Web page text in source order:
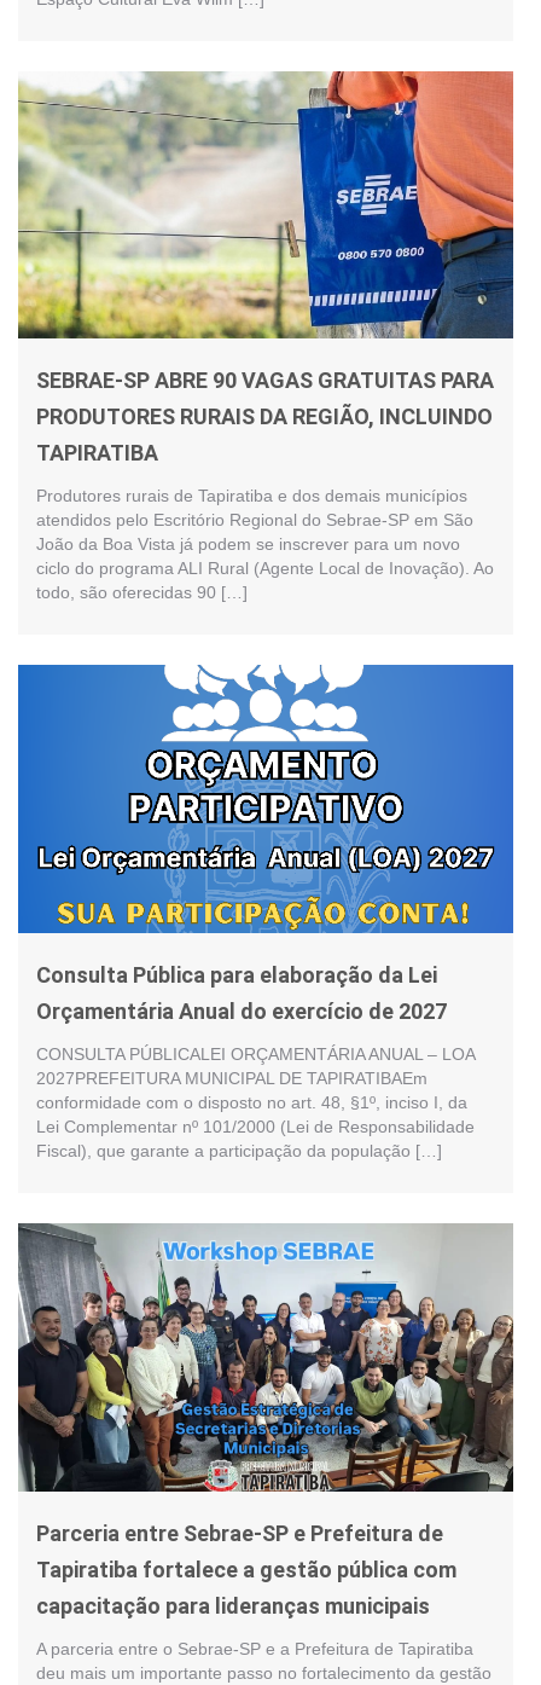
SEBRAE-SP ABRE 90 VAGAS GRATUITAS PARA
PRODUTORES RURAIS DA REGIÃO, INCLUINDO
TAPIRATIBA
Produtores rurais de Tapiratiba e dos demais municípios
atendidos pelo Escritório Regional do Sebrae-SP em São
João da Boa Vista já podem se inscrever para um novo
ciclo do programa ALI Rural (Agente Local de Inovação). Ao
todo, são oferecidas 90 […]
Consulta Pública para elaboração da Lei
Orçamentária Anual do exercício de 2027
CONSULTA PÚBLICALEI ORÇAMENTÁRIA ANUAL – LOA
2027PREFEITURA MUNICIPAL DE TAPIRATIBAEm
conformidade com o disposto no art. 48, §1º, inciso I, da
Lei Complementar nº 101/2000 (Lei de Responsabilidade
Fiscal), que garante a participação da população […]
Parceria entre Sebrae-SP e Prefeitura de
Tapiratiba fortalece a gestão pública com
capacitação para lideranças municipais
A parceria entre o Sebrae-SP e a Prefeitura de Tapiratiba
deu mais um importante passo no fortalecimento da gestão